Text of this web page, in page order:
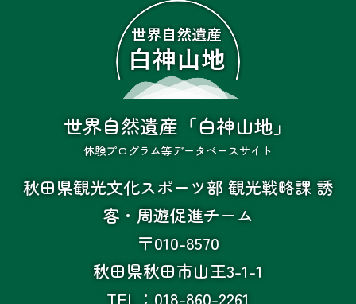
世界自然遺産「白神山地」
体験プログラム等データベースサイト
秋田県観光文化スポーツ部 観光戦略課 誘
客・周遊促進チーム
〒010-8570
秋田県秋田市山王3-1-1
TEL：018-860-2261